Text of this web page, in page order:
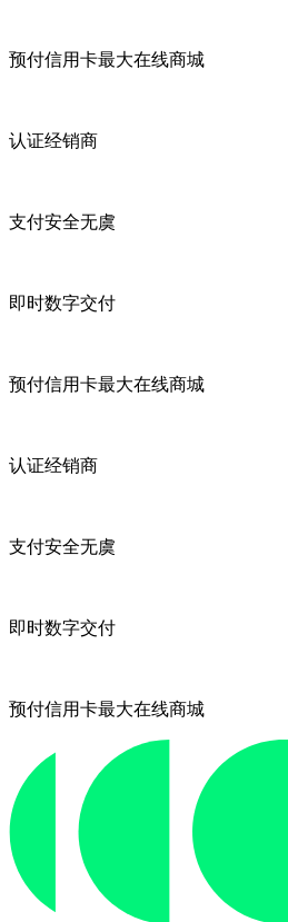
预付信用卡最大在线商城
认证经销商
支付安全无虞
即时数字交付
预付信用卡最大在线商城
认证经销商
支付安全无虞
即时数字交付
预付信用卡最大在线商城